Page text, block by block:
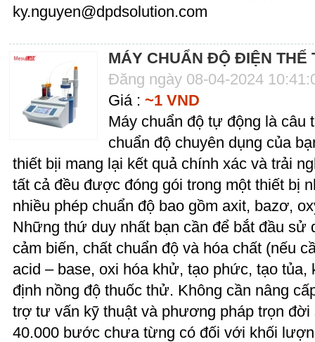
ky.nguyen@dpdsolution.com
MÁY CHUẨN ĐỘ ĐIỆN THẾ
Đăng ngày 08-04-2024
Giá : ~1 VND
Máy chuẩn độ tự động là câu
chuẩn độ chuyên dụng của
thiết bịi mang lại kết quả chính xác và trải
tất cả đều được đóng gói trong một thiết bị
nhiều phép chuẩn độ bao gồm axit, bazơ,
Những thứ duy nhất bạn cần để bắt đầu sử
cảm biến, chất chuẩn độ và hóa chất (nếu
acid – base, oxi hóa khử, tạo phức, tạo
định nồng độ thuốc thử. Không cần nâng
trợ tư vấn kỹ thuật và phương pháp trọn
40.000 bước chưa từng có đối với khối